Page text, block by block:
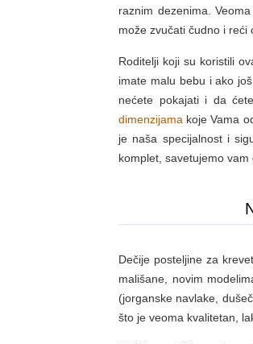
raznim dezenima.
može zvučati čudno i reći
Roditelji koji su koristili
imate malu bebu i ako
nećete pokajati i da
dimenzijama koje Vama
je naša specijalnost i
komplet, savetujemo vam
Dečije posteljine za
mališane, novim
(jorganske navlake,
što je veoma kvalitetan,